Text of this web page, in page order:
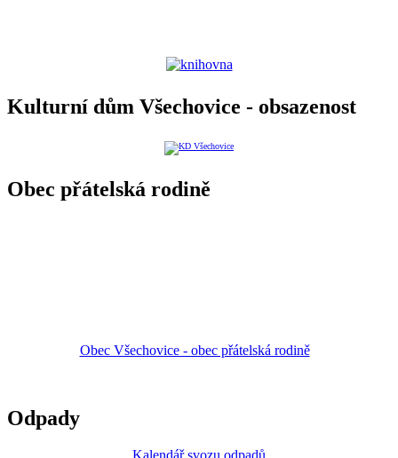
Kulturní dům Všechovice - obsazenost
Obec přátelská rodině
Obec Všechovice - obec přátelská rodině
Odpady